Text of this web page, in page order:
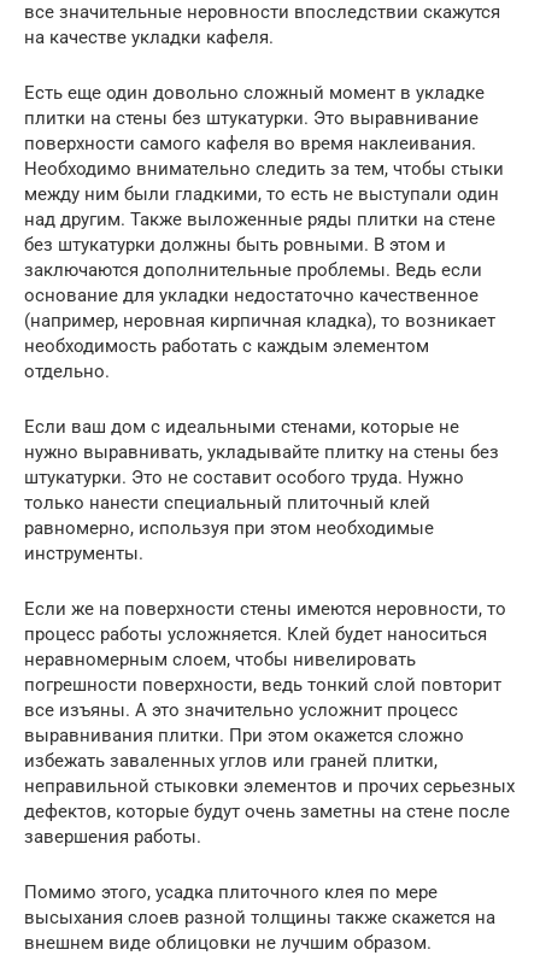
все значительные неровности впоследствии скажутся
на качестве укладки кафеля.
Есть еще один довольно сложный момент в укладке
плитки на стены без штукатурки. Это выравнивание
поверхности самого кафеля во время наклеивания.
Необходимо внимательно следить за тем, чтобы стыки
между ним были гладкими, то есть не выступали один
над другим. Также выложенные ряды плитки на стене
без штукатурки должны быть ровными. В этом и
заключаются дополнительные проблемы. Ведь если
основание для укладки недостаточно качественное
(например, неровная кирпичная кладка), то возникает
необходимость работать с каждым элементом
отдельно.
Если ваш дом с идеальными стенами, которые не
нужно выравнивать, укладывайте плитку на стены без
штукатурки. Это не составит особого труда. Нужно
только нанести специальный плиточный клей
равномерно, используя при этом необходимые
инструменты.
Если же на поверхности стены имеются неровности, то
процесс работы усложняется. Клей будет наноситься
неравномерным слоем, чтобы нивелировать
погрешности поверхности, ведь тонкий слой повторит
все изъяны. А это значительно усложнит процесс
выравнивания плитки. При этом окажется сложно
избежать заваленных углов или граней плитки,
неправильной стыковки элементов и прочих серьезных
дефектов, которые будут очень заметны на стене после
завершения работы.
Помимо этого, усадка плиточного клея по мере
высыхания слоев разной толщины также скажется на
внешнем виде облицовки не лучшим образом.